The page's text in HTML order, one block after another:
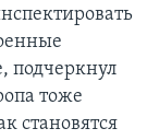
подчеркнул
тоже
становятся